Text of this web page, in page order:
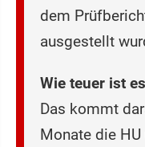
dem
ausgestellt
Wie teuer ist
Das kommt
Monate die